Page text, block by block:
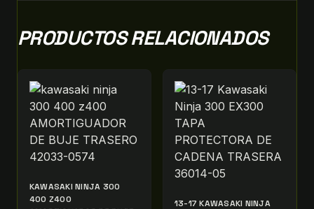
PRODUCTOS RELACIONADOS
KAWASAKI NINJA 300
400 Z400
13-17 KAWASAKI NINJA